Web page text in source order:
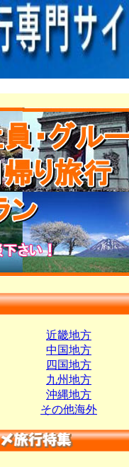
近畿地方
中国地方
四国地方
九州地方
沖縄地方
その他海外